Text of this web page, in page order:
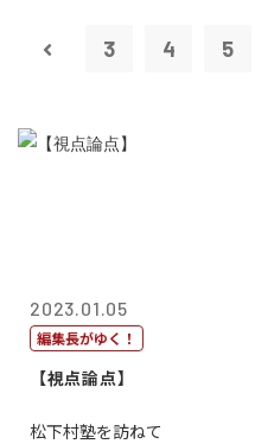
3 4 5
2023.01.05
編集長がゆく！
【視点論点】
松下村塾を訪ねて